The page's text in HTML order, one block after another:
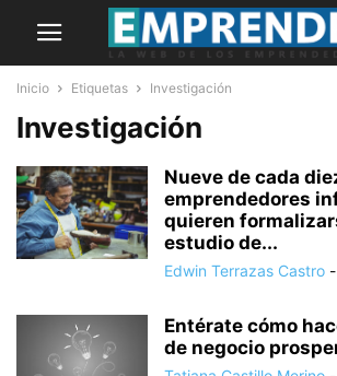
Inicio Etiquetas Investigación
Investigación
Nueve de cada
emprendedores
quieren
estudio de...
Edwin Terrazas Castro -
Entérate cómo
de negocio